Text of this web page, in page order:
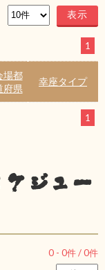
1
場都
府県
幸座タイプ
1
ジュー
0 - 0件 /0件